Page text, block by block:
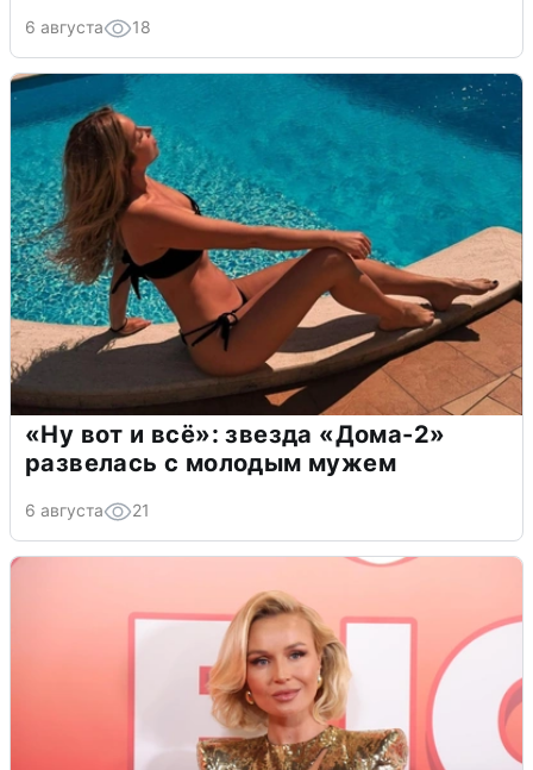
6 августа 18
«Ну вот и всё»: звезда «Дома-2»
развелась с молодым мужем
6 августа 21